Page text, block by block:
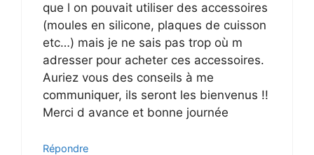
que l on pouvait utiliser des accessoires
(moules en silicone, plaques de cuisson
etc…) mais je ne sais pas trop où m
adresser pour acheter ces accessoires.
Auriez vous des conseils à me
communiquer, ils seront les bienvenus !!
Merci d avance et bonne journée
Répondre